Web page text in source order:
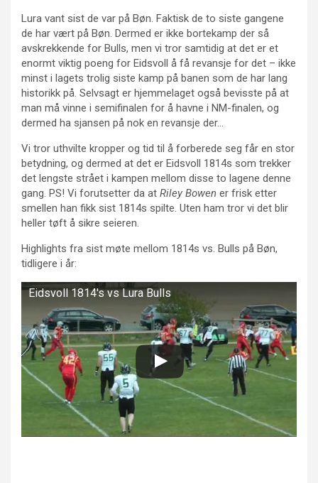
Lura vant sist de var på Bøn. Faktisk de to siste gangene
de har vært på Bøn. Dermed er ikke bortekamp der så
avskrekkende for Bulls, men vi tror samtidig at det er et
enormt viktig poeng for Eidsvoll å få revansje for det – ikke
minst i lagets trolig siste kamp på banen som de har lang
historikk på. Selvsagt er hjemmelaget også bevisste på at
man må vinne i semifinalen for å havne i NM-finalen, og
dermed ha sjansen på nok en revansje der…
Vi tror uthvilte kropper og tid til å forberede seg får en stor
betydning, og dermed at det er Eidsvoll 1814s som trekker
det lengste strået i kampen mellom disse to lagene denne
gang. PS! Vi forutsetter da at Riley Bowen er frisk etter
smellen han fikk sist 1814s spilte. Uten ham tror vi det blir
heller tøft å sikre seieren.
Highlights fra sist møte mellom 1814s vs. Bulls på Bøn,
tidligere i år:
Eidsvoll 1814's vs Lura Bulls